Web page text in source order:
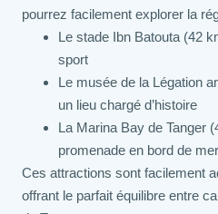
pourrez facilement explorer la
Le stade Ibn Batouta (42
sport
Le musée de la Légation
un lieu chargé d’histoire
La Marina Bay de Tanger
promenade en bord de mer
Ces attractions sont facilement
offrant le parfait équilibre entre